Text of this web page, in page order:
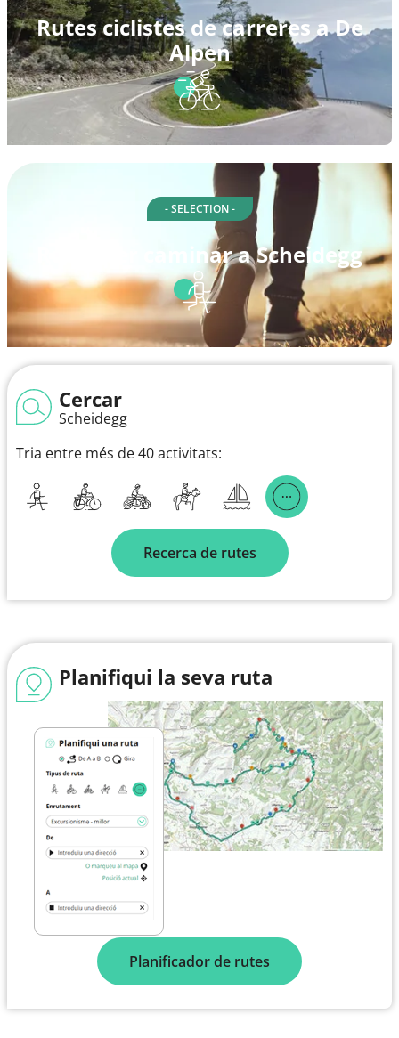
Rutes ciclistes de carreres a De
Alpen
- SELECTION -
Rutes per caminar a Scheidegg
Cercar
Scheidegg
Tria entre més de 40 activitats:
Recerca de rutes
Planifiqui la seva ruta
Planificador de rutes